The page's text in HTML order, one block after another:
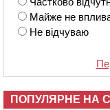
Майже не
Не відчуваю
ПОПУЛЯРНЕ НА